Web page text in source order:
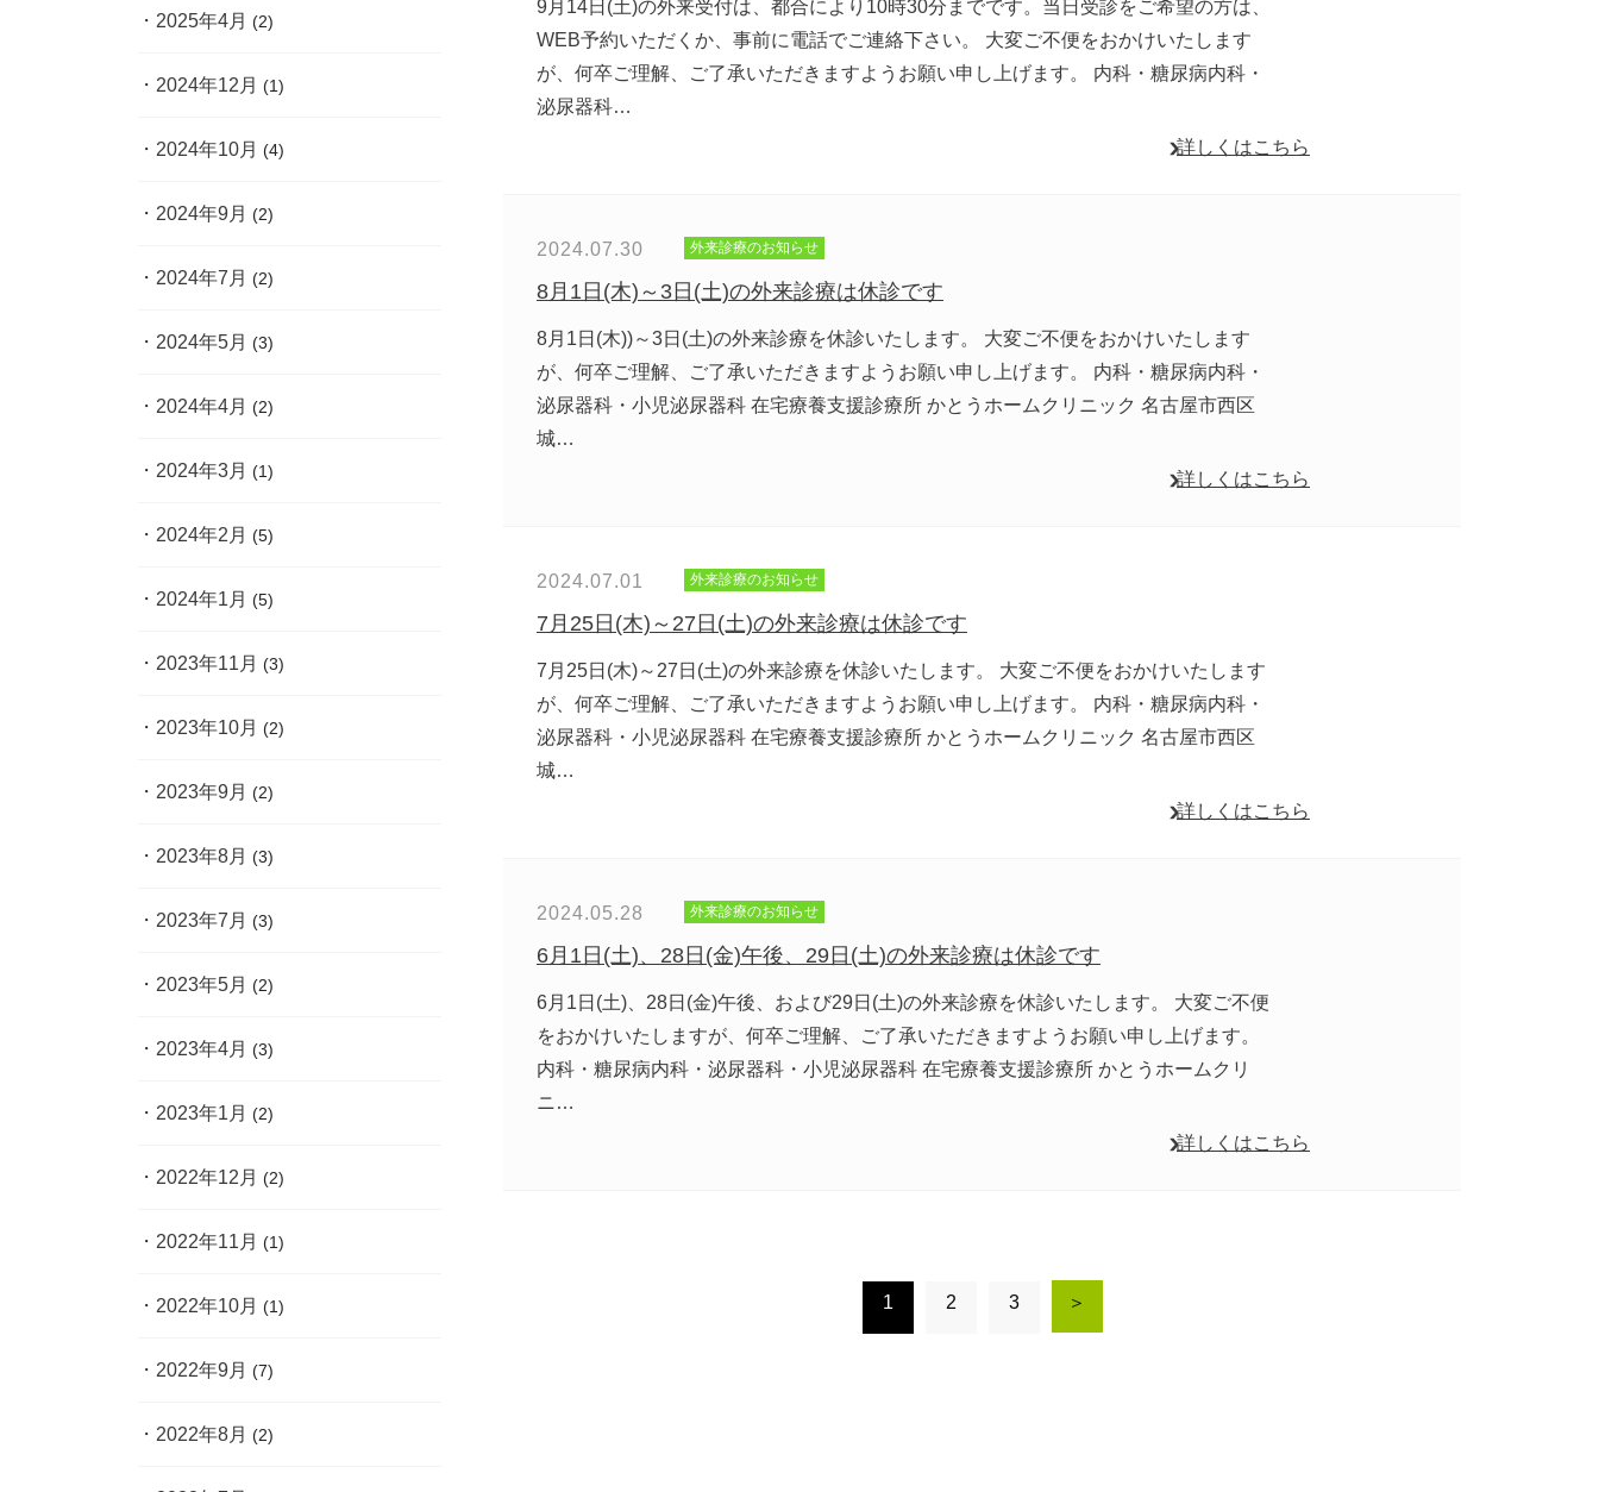
2025年4月 (2)
2024年12月 (1)
2024年10月 (4)
2024年9月 (2)
2024年7月 (2)
2024年5月 (3)
2024年4月 (2)
2024年3月 (1)
2024年2月 (5)
2024年1月 (5)
2023年11月 (3)
2023年10月 (2)
2023年9月 (2)
2023年8月 (3)
2023年7月 (3)
2023年5月 (2)
2023年4月 (3)
2023年1月 (2)
2022年12月 (2)
2022年11月 (1)
2022年10月 (1)
2022年9月 (7)
2022年8月 (2)
9月14日(土)の外来受付は、都合により10時30分までです。当日受診をご希望の方は、
WEB予約いただくか、事前に電話でご連絡下さい。 大変ご不便をおかけいたします
が、何卒ご理解、ご了承いただきますようお願い申し上げます。 内科・糖尿病内科・
泌尿器科…
詳しくはこちら
2024.07.30 外来診療のお知らせ
8月1日(木)～3日(土)の外来診療は休診です
8月1日(木))～3日(土)の外来診療を休診いたします。 大変ご不便をおかけいたします
が、何卒ご理解、ご了承いただきますようお願い申し上げます。 内科・糖尿病内科・
泌尿器科・小児泌尿器科 在宅療養支援診療所 かとうホームクリニック 名古屋市西区
城…
詳しくはこちら
2024.07.01 外来診療のお知らせ
7月25日(木)～27日(土)の外来診療は休診です
7月25日(木)～27日(土)の外来診療を休診いたします。 大変ご不便をおかけいたします
が、何卒ご理解、ご了承いただきますようお願い申し上げます。 内科・糖尿病内科・
泌尿器科・小児泌尿器科 在宅療養支援診療所 かとうホームクリニック 名古屋市西区
城…
詳しくはこちら
2024.05.28 外来診療のお知らせ
6月1日(土)、28日(金)午後、29日(土)の外来診療は休診です
6月1日(土)、28日(金)午後、および29日(土)の外来診療を休診いたします。 大変ご不便
をおかけいたしますが、何卒ご理解、ご了承いただきますようお願い申し上げます。
内科・糖尿病内科・泌尿器科・小児泌尿器科 在宅療養支援診療所 かとうホームクリ
ニ…
詳しくはこちら
1 2 3 ＞